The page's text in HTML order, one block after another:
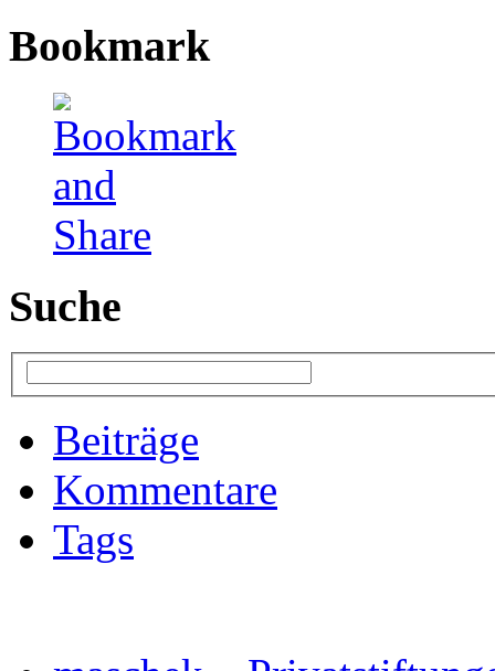
Bookmark
Suche
Beiträge
Kommentare
Tags